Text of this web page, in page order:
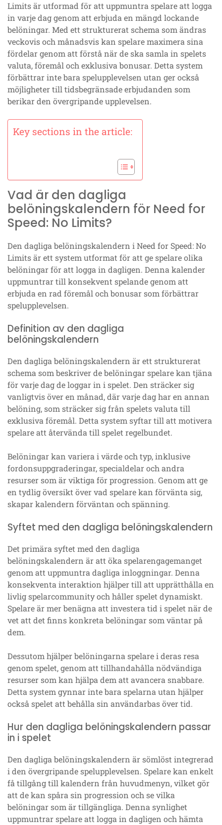
Limits är utformad för att uppmuntra spelare att logga
in varje dag genom att erbjuda en mängd lockande
belöningar. Med ett strukturerat schema som ändras
veckovis och månadsvis kan spelare maximera sina
fördelar genom att förstå när de ska samla in spelets
valuta, föremål och exklusiva bonusar. Detta system
förbättrar inte bara spelupplevelsen utan ger också
möjligheter till tidsbegränsade erbjudanden som
berikar den övergripande upplevelsen.
Key sections in the article:
Vad är den dagliga
belöningskalendern för Need for
Speed: No Limits?
Den dagliga belöningskalendern i Need for Speed: No
Limits är ett system utformat för att ge spelare olika
belöningar för att logga in dagligen. Denna kalender
uppmuntrar till konsekvent spelande genom att
erbjuda en rad föremål och bonusar som förbättrar
spelupplevelsen.
Definition av den dagliga
belöningskalendern
Den dagliga belöningskalendern är ett strukturerat
schema som beskriver de belöningar spelare kan tjäna
för varje dag de loggar in i spelet. Den sträcker sig
vanligtvis över en månad, där varje dag har en annan
belöning, som sträcker sig från spelets valuta till
exklusiva föremål. Detta system syftar till att motivera
spelare att återvända till spelet regelbundet.
Belöningar kan variera i värde och typ, inklusive
fordonsuppgraderingar, specialdelar och andra
resurser som är viktiga för progression. Genom att ge
en tydlig översikt över vad spelare kan förvänta sig,
skapar kalendern förväntan och spänning.
Syftet med den dagliga belöningskalendern
Det primära syftet med den dagliga
belöningskalendern är att öka spelarengagemanget
genom att uppmuntra dagliga inloggningar. Denna
konsekventa interaktion hjälper till att upprätthålla en
livlig spelarcommunity och håller spelet dynamiskt.
Spelare är mer benägna att investera tid i spelet när de
vet att det finns konkreta belöningar som väntar på
dem.
Dessutom hjälper belöningarna spelare i deras resa
genom spelet, genom att tillhandahålla nödvändiga
resurser som kan hjälpa dem att avancera snabbare.
Detta system gynnar inte bara spelarna utan hjälper
också spelet att behålla sin användarbas över tid.
Hur den dagliga belöningskalendern passar
in i spelet
Den dagliga belöningskalendern är sömlöst integrerad
i den övergripande spelupplevelsen. Spelare kan enkelt
få tillgång till kalendern från huvudmenyn, vilket gör
att de kan spåra sin progression och se vilka
belöningar som är tillgängliga. Denna synlighet
uppmuntrar spelare att logga in dagligen och hämta